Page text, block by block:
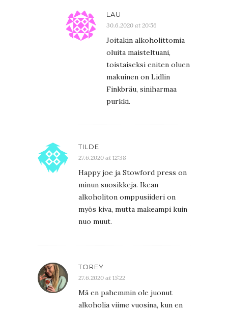
LAU
30.6.2020 at 20:56
Joitakin alkoholittomia
oluita maisteltuani,
toistaiseksi eniten oluen
makuinen on Lidlin
Finkbräu, siniharmaa
purkki.
TILDE
27.6.2020 at 12:38
Happy joe ja Stowford press on
minun suosikkeja. Ikean
alkoholiton omppusiideri on
myös kiva, mutta makeampi kuin
nuo muut.
TOREY
27.6.2020 at 15:22
Mä en pahemmin ole juonut
alkoholia viime vuosina, kun en